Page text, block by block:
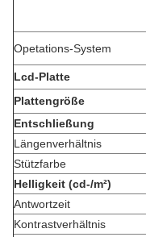
Opetations-System
Lcd-Platte
Plattengröße
Entschließung
Längenverhältnis
Stützfarbe
Helligkeit (cd-/m²)
Antwortzeit
Kontrastverhältnis